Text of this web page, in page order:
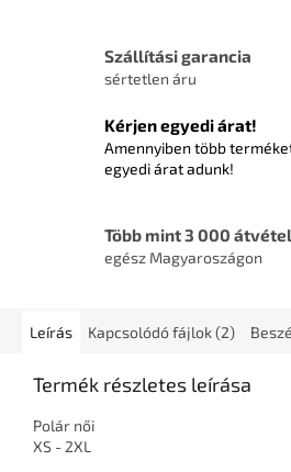
Szállítási garancia
sértetlen áru
Kérjen egyedi árat!
Amennyiben több
egyedi árat adunk!
Több mint 3 000
egész Magyaroszágon
Leírás Kapcsolódó fájlok (2)
Termék részletes leírása
Polár női
XS - 2XL